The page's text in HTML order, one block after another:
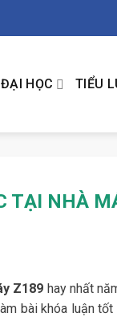
HỌC TIỂU
TẠI NHÀ
Z189 hay nhất
bài khóa luận tốt